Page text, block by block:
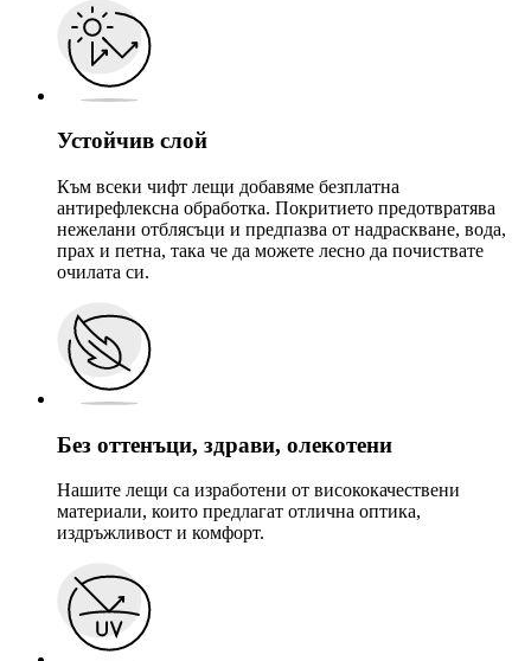
Устойчив слой
Към всеки чифт лещи добавяме безплатна
антирефлексна обработка. Покритието предотвратява
нежелани отблясъци и предпазва от надраскване, вода,
прах и петна, така че да можете лесно да почиствате
очилата си.
Без оттенъци, здрави, олекотени
Нашите лещи са изработени от висококачествени
материали, които предлагат отлична оптика,
издръжливост и комфорт.